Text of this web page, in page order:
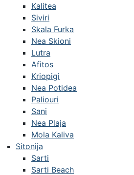
Kalitea
Siviri
Skala Furka
Nea Skioni
Lutra
Afitos
Kriopigi
Nea Potidea
Paliouri
Sani
Nea Plaja
Mola Kaliva
Sitonija
Sarti
Sarti Beach